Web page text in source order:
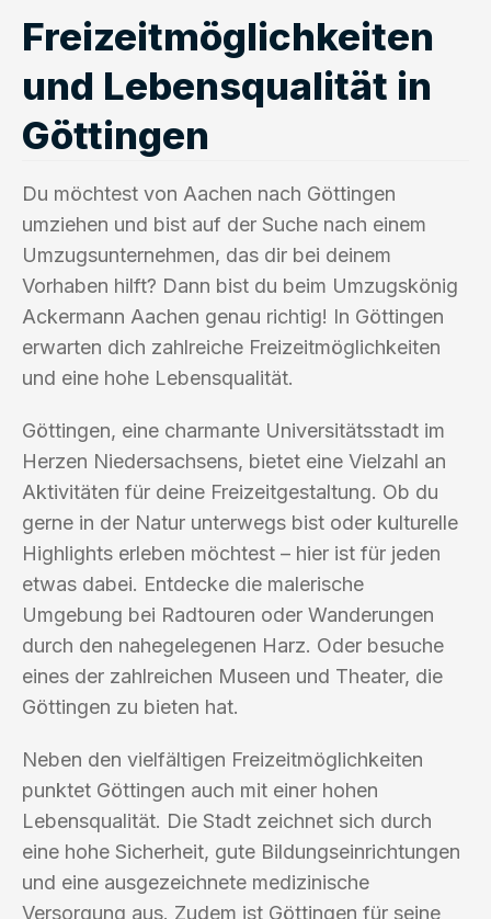
Freizeitmöglichkeiten
und Lebensqualität in
Göttingen
Du möchtest von Aachen nach Göttingen
umziehen und bist auf der Suche nach einem
Umzugsunternehmen, das dir bei deinem
Vorhaben hilft? Dann bist du beim Umzugskönig
Ackermann Aachen genau richtig! In Göttingen
erwarten dich zahlreiche Freizeitmöglichkeiten
und eine hohe Lebensqualität.
Göttingen, eine charmante Universitätsstadt im
Herzen Niedersachsens, bietet eine Vielzahl an
Aktivitäten für deine Freizeitgestaltung. Ob du
gerne in der Natur unterwegs bist oder kulturelle
Highlights erleben möchtest – hier ist für jeden
etwas dabei. Entdecke die malerische
Umgebung bei Radtouren oder Wanderungen
durch den nahegelegenen Harz. Oder besuche
eines der zahlreichen Museen und Theater, die
Göttingen zu bieten hat.
Neben den vielfältigen Freizeitmöglichkeiten
punktet Göttingen auch mit einer hohen
Lebensqualität. Die Stadt zeichnet sich durch
eine hohe Sicherheit, gute Bildungseinrichtungen
und eine ausgezeichnete medizinische
Versorgung aus. Zudem ist Göttingen für seine